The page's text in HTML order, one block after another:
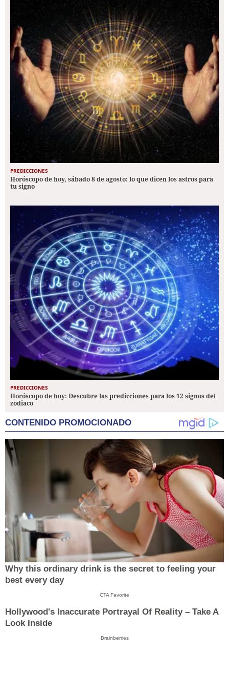
PREDICCIONES
Horóscopo de hoy, sábado 8 de agosto: lo que dicen los astros para
tu signo
PREDICCIONES
Horóscopo de hoy: Descubre las predicciones para los 12 signos del
zodiaco
CONTENIDO PROMOCIONADO
Why this ordinary drink is the secret to feeling your
best every day
CTA Favorite
Hollywood's Inaccurate Portrayal Of Reality – Take A
Look Inside
Brainberries